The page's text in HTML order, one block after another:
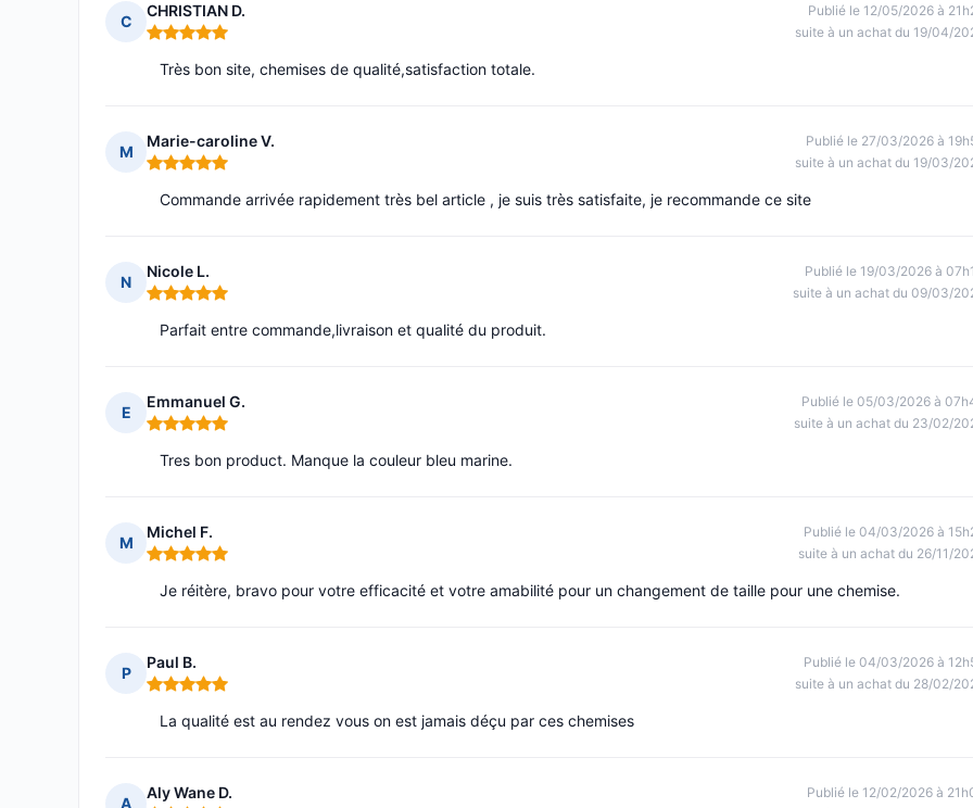
C
CHRISTIAN D.
Note : 5 sur 5
Publié le 12/05/2026 à
suite à un achat du 19/04/
Très bon site, chemises de qualité,satisfaction totale.
M
Marie-caroline V.
Note : 5 sur 5
Publié le 27/03/2026 à
suite à un achat du 19/03/
Commande arrivée rapidement très bel article , je suis très satisfaite, je recommande ce site
N
Nicole L.
Note : 5 sur 5
Publié le 19/03/2026 à
suite à un achat du 09/03/
Parfait entre commande,livraison et qualité du produit.
E
Emmanuel G.
Note : 5 sur 5
Publié le 05/03/2026 à
suite à un achat du 23/02/
Tres bon product. Manque la couleur bleu marine.
M
Michel F.
Note : 5 sur 5
Publié le 04/03/2026 à
suite à un achat du 26/11/
Je réitère, bravo pour votre efficacité et votre amabilité pour un changement de taille pour une chemise.
P
Paul B.
Note : 5 sur 5
Publié le 04/03/2026 à
suite à un achat du 28/02/
La qualité est au rendez vous on est jamais déçu par ces chemises
A
Aly Wane D.
Publié le 12/02/2026 à